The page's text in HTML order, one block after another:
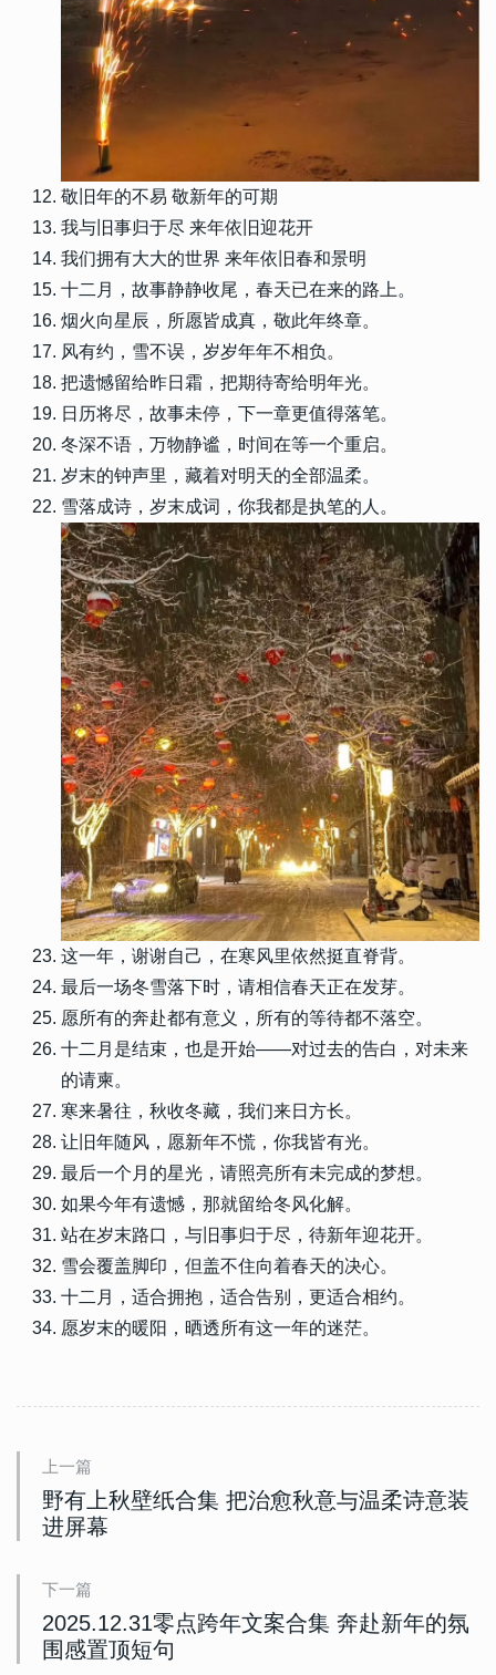
敬旧年的不易 敬新年的可期
我与旧事归于尽 来年依旧迎花开
我们拥有大大的世界 来年依旧春和景明
十二月，故事静静收尾，春天已在来的路上。
烟火向星辰，所愿皆成真，敬此年终章。
风有约，雪不误，岁岁年年不相负。
把遗憾留给昨日霜，把期待寄给明年光。
日历将尽，故事未停，下一章更值得落笔。
冬深不语，万物静谧，时间在等一个重启。
岁末的钟声里，藏着对明天的全部温柔。
雪落成诗，岁末成词，你我都是执笔的人。
这一年，谢谢自己，在寒风里依然挺直脊背。
最后一场冬雪落下时，请相信春天正在发芽。
愿所有的奔赴都有意义，所有的等待都不落空。
十二月是结束，也是开始——对过去的告白，对未来
的请柬。
寒来暑往，秋收冬藏，我们来日方长。
让旧年随风，愿新年不慌，你我皆有光。
最后一个月的星光，请照亮所有未完成的梦想。
如果今年有遗憾，那就留给冬风化解。
站在岁末路口，与旧事归于尽，待新年迎花开。
雪会覆盖脚印，但盖不住向着春天的决心。
十二月，适合拥抱，适合告别，更适合相约。
愿岁末的暖阳，晒透所有这一年的迷茫。
上一篇
野有上秋壁纸合集 把治愈秋意与温柔诗意装
进屏幕
下一篇
2025.12.31零点跨年文案合集 奔赴新年的氛
围感置顶短句